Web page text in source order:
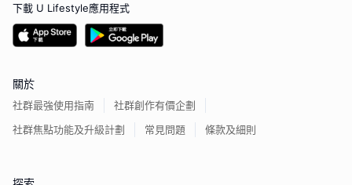
下載 U Lifestyle應用程式
關於
社群最強使用指南
社群創作有價企劃
社群焦點功能及升級計劃
常見問題 條款及細則